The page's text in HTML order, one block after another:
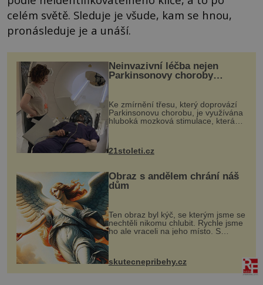
celém světě. Sleduje je všude, kam se hnou,
pronásleduje je a unáší.
Neinvazivní léčba nejen
Parkinsonovy choroby
Ke zmírnění třesu, který doprovází
Parkinsonovu chorobu, je využívána
hluboká mozková stimulace, která
však vyžaduje vysoce invazivní
zákrok. Ultrazvuk zase není vhodný
k dostatečně přesnému zacílení ...
21stoleti.cz
Obraz s andělem chrání náš
dům
Ten obraz byl kýč, se kterým jsme se
nechtěli nikomu chlubit. Rychle jsme
ho ale vraceli na jeho místo. S
manželem Vaškem jsme si pořídili
chaloupku, takový domek na severu
Čech, kde jsme si naplánova...
skutecnepribehy.cz